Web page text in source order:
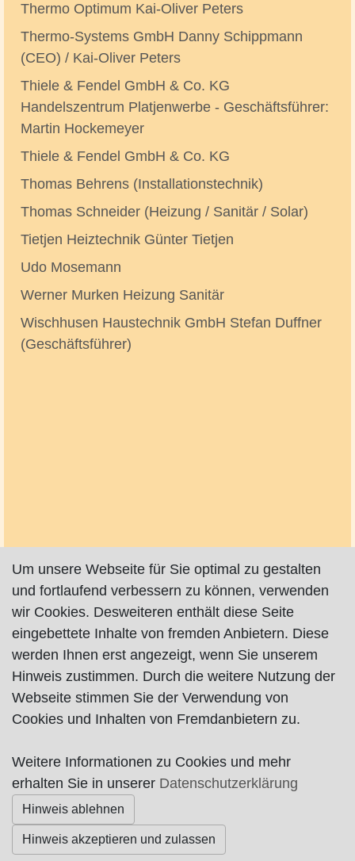
Thermo Optimum Kai-Oliver Peters
Thermo-Systems GmbH Danny Schippmann
(CEO) / Kai-Oliver Peters
Thiele & Fendel GmbH & Co. KG
Handelszentrum Platjenwerbe - Geschäftsführer:
Martin Hockemeyer
Thiele & Fendel GmbH & Co. KG
Thomas Behrens (Installationstechnik)
Thomas Schneider (Heizung / Sanitär / Solar)
Tietjen Heiztechnik Günter Tietjen
Udo Mosemann
Werner Murken Heizung Sanitär
Wischhusen Haustechnik GmbH Stefan Duffner
(Geschäftsführer)
Impressum| Datenschutz
© Worpswede24 2015-2026
Um unsere Webseite für Sie optimal zu gestalten
und fortlaufend verbessern zu können, verwenden
wir Cookies. Desweiteren enthält diese Seite
eingebettete Inhalte von fremden Anbietern. Diese
werden Ihnen erst angezeigt, wenn Sie unserem
Hinweis zustimmen. Durch die weitere Nutzung der
Webseite stimmen Sie der Verwendung von
Cookies und Inhalten von Fremdanbietern zu.
Weitere Informationen zu Cookies und mehr
erhalten Sie in unserer Datenschutzerklärung
Hinweis ablehnen
Hinweis akzeptieren und zulassen